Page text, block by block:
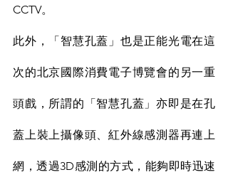
CCTV。
此外，「智慧孔蓋」也是正能光電在這
次的北京國際消費電子博覽會的另一重
頭戲，所謂的「智慧孔蓋」亦即是在孔
蓋上裝上攝像頭、紅外線感測器再連上
網，透過3D感測的方式，能夠即時迅速